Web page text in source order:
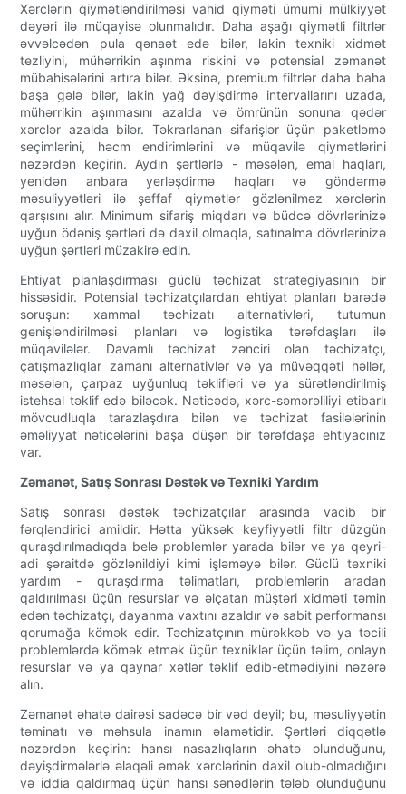
Xərclərin qiymətləndirilməsi vahid qiyməti ümumi mülkiyyət
dəyəri ilə müqayisə olunmalıdır. Daha aşağı qiymətli filtrlər
əvvəlcədən pula qənaət edə bilər, lakin texniki xidmət
tezliyini, mühərrikin aşınma riskini və potensial zəmanət
mübahisələrini artıra bilər. Əksinə, premium filtrlər daha baha
başa gələ bilər, lakin yağ dəyişdirmə intervallarını uzada,
mühərrikin aşınmasını azalda və ömrünün sonuna qədər
xərclər azalda bilər. Təkrarlanan sifarişlər üçün paketləmə
seçimlərini, həcm endirimlərini və müqavilə qiymətlərini
nəzərdən keçirin. Aydın şərtlərlə - məsələn, emal haqları,
yenidən anbara yerləşdirmə haqları və göndərmə
məsuliyyətləri ilə şəffaf qiymətlər gözlənilməz xərclərin
qarşısını alır. Minimum sifariş miqdarı və büdcə dövrlərinizə
uyğun ödəniş şərtləri də daxil olmaqla, satınalma dövrlərinizə
uyğun şərtləri müzakirə edin.
Ehtiyat planlaşdırması güclü təchizat strategiyasının bir
hissəsidir. Potensial təchizatçılardan ehtiyat planları barədə
soruşun: xammal təchizatı alternativləri, tutumun
genişləndirilməsi planları və logistika tərəfdaşları ilə
müqavilələr. Davamlı təchizat zənciri olan təchizatçı,
çatışmazlıqlar zamanı alternativlər və ya müvəqqəti həllər,
məsələn, çarpaz uyğunluq təklifləri və ya sürətləndirilmiş
istehsal təklif edə biləcək. Nəticədə, xərc-səmərəliliyi etibarlı
mövcudluqla tarazlaşdıra bilən və təchizat fasilələrinin
əməliyyat nəticələrini başa düşən bir tərəfdaşa ehtiyacınız
var.
Zəmanət, Satış Sonrası Dəstək və Texniki Yardım
Satış sonrası dəstək təchizatçılar arasında vacib bir
fərqləndirici amildir. Hətta yüksək keyfiyyətli filtr düzgün
quraşdırılmadıqda belə problemlər yarada bilər və ya qeyri-
adi şəraitdə gözlənildiyi kimi işləməyə bilər. Güclü texniki
yardım - quraşdırma təlimatları, problemlərin aradan
qaldırılması üçün resurslar və əlçatan müştəri xidməti təmin
edən təchizatçı, dayanma vaxtını azaldır və sabit performansı
qorumağa kömək edir. Təchizatçının mürəkkəb və ya təcili
problemlərdə kömək etmək üçün texniklər üçün təlim, onlayn
resurslar və ya qaynar xətlər təklif edib-etmədiyini nəzərə
alın.
Zəmanət əhatə dairəsi sadəcə bir vəd deyil; bu, məsuliyyətin
təminatı və məhsula inamın əlamətidir. Şərtləri diqqətlə
nəzərdən keçirin: hansı nasazlıqların əhatə olunduğunu,
dəyişdirmələrlə əlaqəli əmək xərclərinin daxil olub-olmadığını
və iddia qaldırmaq üçün hansı sənədlərin tələb olunduğunu